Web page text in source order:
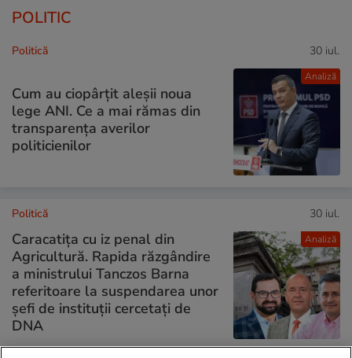
POLITIC
Analiză
Politică 30 iul.
Cum au ciopârțit aleșii noua
lege ANI. Ce a mai rămas din
transparența averilor
politicienilor
Analiză
Politică 30 iul.
Caracatița cu iz penal din
Agricultură. Rapida răzgândire
a ministrului Tanczos Barna
referitoare la suspendarea unor
șefi de instituții cercetați de
DNA